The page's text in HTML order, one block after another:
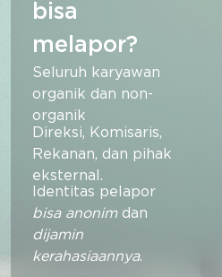
bisa
melapor?
Seluruh karyawan
organik dan non-
organik
Direksi, Komisaris,
Rekanan, dan pihak
eksternal.
Identitas pelapor
bisa anonimdan
dijamin
kerahasiaannya.